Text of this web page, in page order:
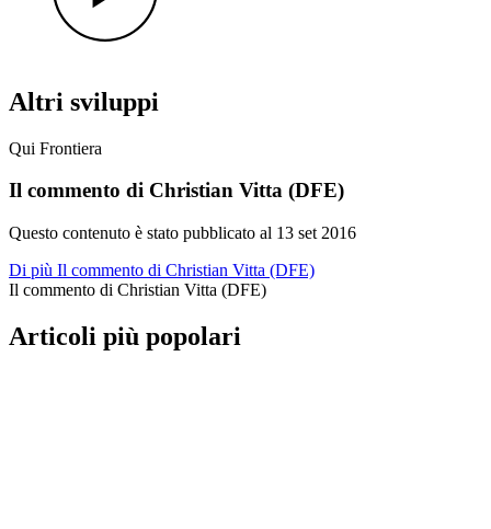
Altri sviluppi
Qui Frontiera
Il commento di Christian Vitta (DFE)
Questo contenuto è stato pubblicato al 13 set 2016
Di più Il commento di Christian Vitta (DFE)
Il commento di Christian Vitta (DFE)
Articoli più popolari